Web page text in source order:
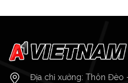
Địa chỉ xưởng: Thôn Đèo